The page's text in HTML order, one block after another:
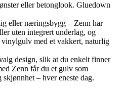
eller betonglook. Gluedown
eller næringsbygg – Zenn har
uten integrert underlag, og
vinylgulv med et vakkert, naturlig
design, slik at du enkelt finner
Zenn får du et gulv som
– hver eneste dag.